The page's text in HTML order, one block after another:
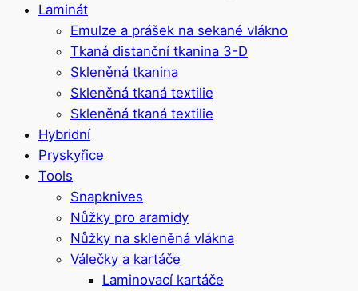
Laminát
Emulze a prášek na sekané vlákno
Tkaná distanční tkanina 3-D
Skleněná tkanina
Skleněná tkaná textilie
Skleněná tkaná textilie
Hybridní
Pryskyřice
Tools
Snapknives
Nůžky pro aramidy
Nůžky na skleněná vlákna
Válečky a kartáče
Laminovací kartáče